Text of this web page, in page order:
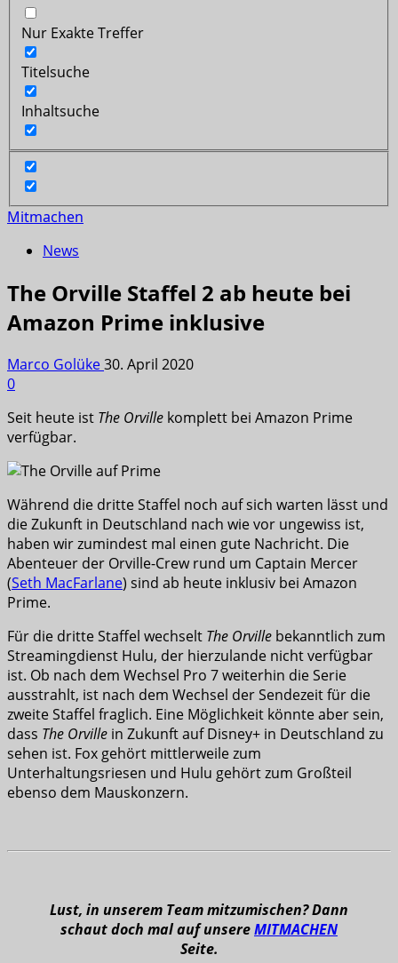
Nur Exakte Treffer
Titelsuche
Inhaltsuche
Mitmachen
News
The Orville Staffel 2 ab heute bei
Amazon Prime inklusive
Marco Golüke30. April 2020
0
Seit heute ist The Orville komplett bei Amazon Prime
verfügbar.
Während die dritte Staffel noch auf sich warten lässt und
die Zukunft in Deutschland nach wie vor ungewiss ist,
haben wir zumindest mal einen gute Nachricht. Die
Abenteuer der Orville-Crew rund um Captain Mercer
(Seth MacFarlane) sind ab heute inklusiv bei Amazon
Prime.
Für die dritte Staffel wechselt The Orville bekanntlich zum
Streamingdienst Hulu, der hierzulande nicht verfügbar
ist. Ob nach dem Wechsel Pro 7 weiterhin die Serie
ausstrahlt, ist nach dem Wechsel der Sendezeit für die
zweite Staffel fraglich. Eine Möglichkeit könnte aber sein,
dass The Orville in Zukunft auf Disney+ in Deutschland zu
sehen ist. Fox gehört mittlerweile zum
Unterhaltungsriesen und Hulu gehört zum Großteil
ebenso dem Mauskonzern.
Lust, in unserem Team mitzumischen? Dann
schaut doch mal auf unsereMITMACHEN
Seite.